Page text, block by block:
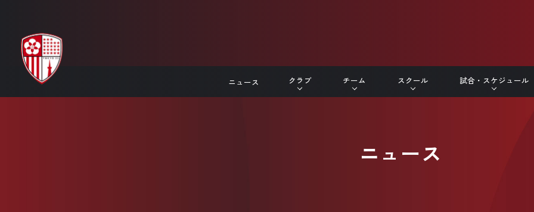
ニュース クラブ チーム スクール 試合・スケジュール
ニュース